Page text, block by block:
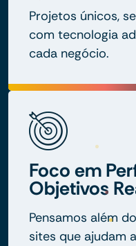
Projetos únicos,
com tecnologia
cada negócio.
Foco em
Objetivos
Pensamos além
sites que ajudam